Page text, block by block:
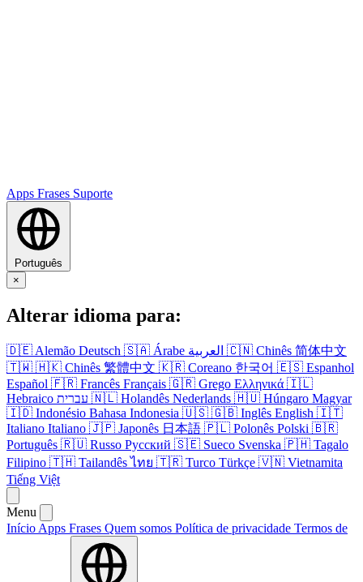
Apps Frases Suporte
Português
×
Alterar idioma para:
🇩🇪 Alemão Deutsch 🇸🇦 Árabe العربية 🇨🇳 Chinês 简体中文
🇹🇼 🇭🇰 Chinês 繁體中文 🇰🇷 Coreano 한국어 🇪🇸 Espanhol
Español 🇫🇷 Francês Français 🇬🇷 Grego Ελληνικά 🇮🇱
Hebraico עברית 🇳🇱 Holandês Nederlands 🇭🇺 Húngaro Magyar
🇮🇩 Indonésio Bahasa Indonesia 🇺🇸 🇬🇧 Inglês English 🇮🇹
Italiano Italiano 🇯🇵 Japonês 日本語 🇵🇱 Polonês Polski 🇧🇷
Português 🇷🇺 Russo Русский 🇸🇪 Sueco Svenska 🇵🇭 Tagalo
Filipino 🇹🇭 Tailandês ไทย 🇹🇷 Turco Türkçe 🇻🇳 Vietnamita
Tiếng Việt
Menu
Início Apps Frases Quem somos Política de privacidade Termos de